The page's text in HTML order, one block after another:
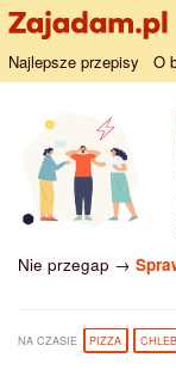
Najlepsze przepisy O
Nie przegap →
NA CZASIE PIZZA CHLEB